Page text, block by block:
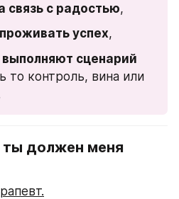
связь с радостью,
успех,
сценарий
то контроль, вина или
ты должен меня